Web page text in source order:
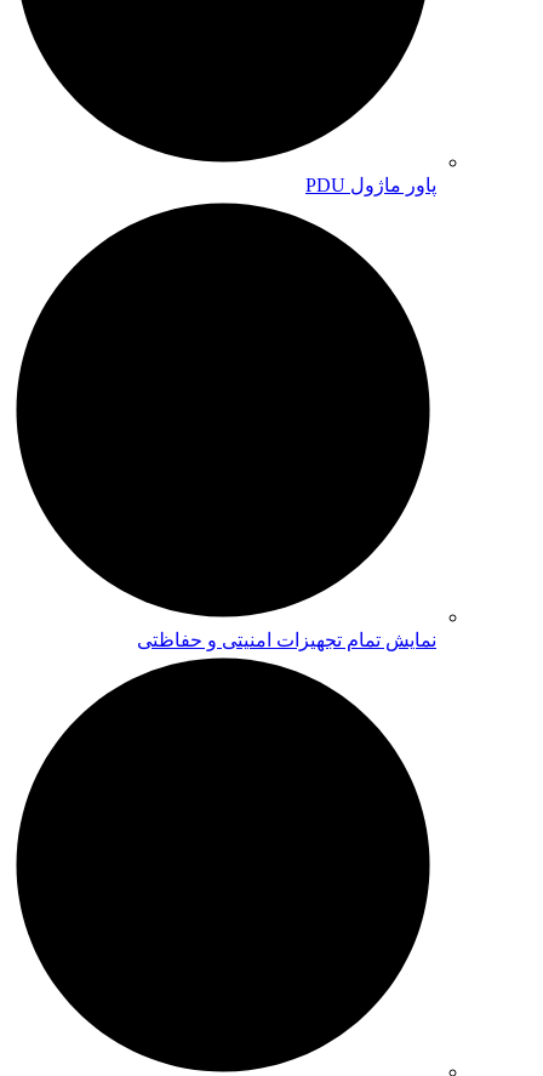
پاور ماژول PDU
نمایش تمام تجهیزات امنیتی و حفاظتی